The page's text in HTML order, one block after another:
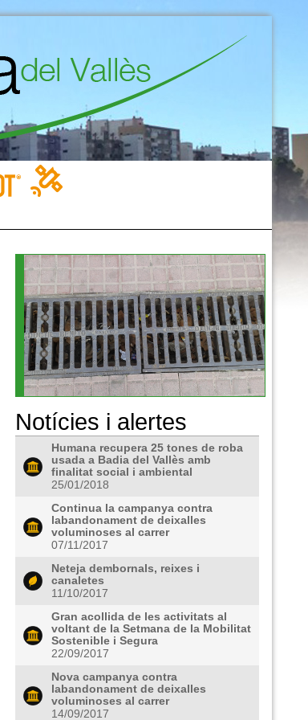
Notícies i alertes
Humana recupera 25 tones de roba
usada a Badia del Vallès amb
finalitat social i ambiental
25/01/2018
Continua la campanya contra
labandonament de deixalles
voluminoses al carrer
07/11/2017
Neteja dembornals, reixes i
canaletes
11/10/2017
Gran acollida de les activitats al
voltant de la Setmana de la Mobilitat
Sostenible i Segura
22/09/2017
Nova campanya contra
labandonament de deixalles
voluminoses al carrer
14/09/2017